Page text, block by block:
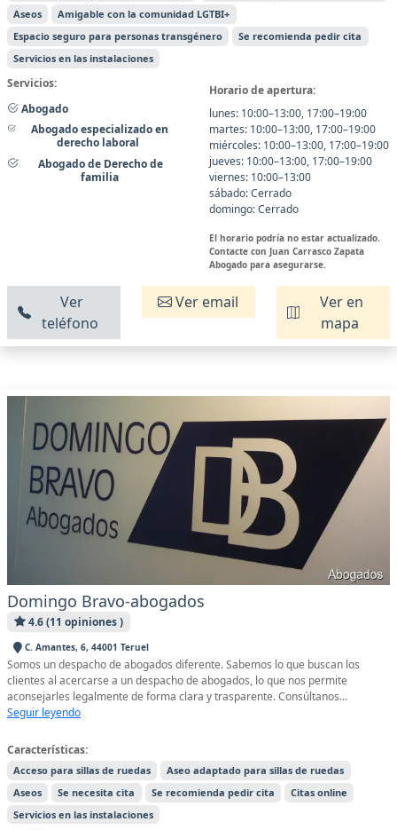
Aseos
Amigable con la comunidad LGTBI+
Espacio seguro para personas transgénero
Se recomienda pedir cita
Servicios en las instalaciones
Servicios:
Abogado
Abogado especializado en
derecho laboral
Abogado de Derecho de
familia
Horario de apertura:
lunes: 10:00–13:00, 17:00–19:00
martes: 10:00–13:00, 17:00–19:00
miércoles: 10:00–13:00, 17:00–19:00
jueves: 10:00–13:00, 17:00–19:00
viernes: 10:00–13:00
sábado: Cerrado
domingo: Cerrado
El horario podría no estar actualizado.
Contacte con Juan Carrasco Zapata
Abogado para asegurarse.
Ver
teléfono
Ver email
Ver en
mapa
Domingo Bravo-abogados
4.6 (11 opiniones )
C. Amantes, 6, 44001 Teruel
Somos un despacho de abogados diferente. Sabemos lo que buscan los
clientes al acercarse a un despacho de abogados, lo que nos permite
aconsejarles legalmente de forma clara y trasparente. Consúltanos...
Seguir leyendo
Características:
Acceso para sillas de ruedas
Aseo adaptado para sillas de ruedas
Aseos
Se necesita cita Se recomienda pedir cita
Citas online
Servicios en las instalaciones